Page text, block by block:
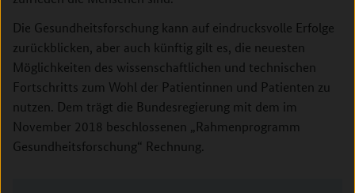
gibt
den
strategischen
Rahmen
für
eine
erfolgreiche
Forschung
Die Gesundheitsforschung kann auf eindrucksvolle Erfolge
zurückblicken, aber auch künftig gilt es, die neuesten
Möglichkeiten des wissenschaftlichen und technischen
Fortschritts zum Wohl der Patientinnen und Patienten zu
nutzen. Dem trägt die Bundesregierung mit dem im
November 2018 beschlossenen „Rahmenprogramm
Gesundheitsforschung“ Rechnung.